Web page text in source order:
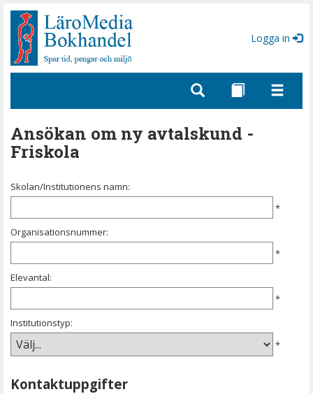
Gå
sidinnehåll
Logga in
Ansökan om ny avtalskund -
Friskola
Skolan/Institutionens namn:
*
Organisationsnummer:
*
Elevantal:
*
Institutionstyp:
*
Kontaktuppgifter